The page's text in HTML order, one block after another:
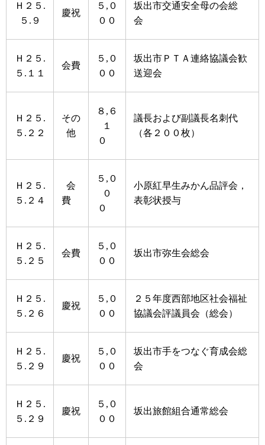
Ｈ２５.
５.９
慶祝
５,０
００
坂出市交通安全母の会総
会
Ｈ２５.
５.１１
会費
５,０
００
坂出市ＰＴＡ連絡協議会歓
送迎会
Ｈ２５.
５.２２
その
他
８,６
１
０
議長および副議長名刺代
（各２００枚）
Ｈ２５.
５.２４
会
費
５,０
０
０
小原紅早生みかん品評会，
表彰状授与
Ｈ２５.
５.２５
会費
５,０
００
坂出市弥生会総会
Ｈ２５.
５.２６
慶祝
５,０
００
２５年度西部地区社会福祉
協議会評議員会（総会）
Ｈ２５.
５.２９
慶祝
５,０
００
坂出市手をつなぐ育成会総
会
Ｈ２５.
５.２９
慶祝
５,０
００
坂出旅館組合通常総会